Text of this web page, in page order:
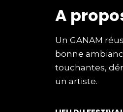
A propo
Un GANAM
bonne
touchantes,
un artiste.